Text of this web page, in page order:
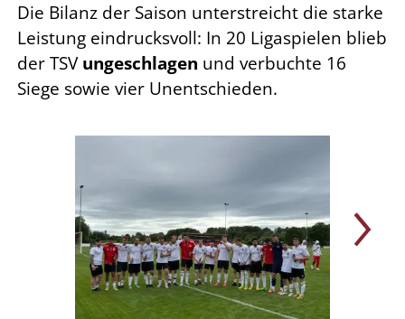
Die Bilanz der Saison unterstreicht die starke
Leistung eindrucksvoll: In 20 Ligaspielen blieb
der TSVungeschlagen und verbuchte 16
Siege sowie vier Unentschieden.